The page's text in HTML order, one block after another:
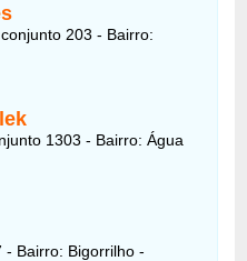
203 - Bairro:
1303 - Bairro: Água
- Bairro: Bigorrilho -